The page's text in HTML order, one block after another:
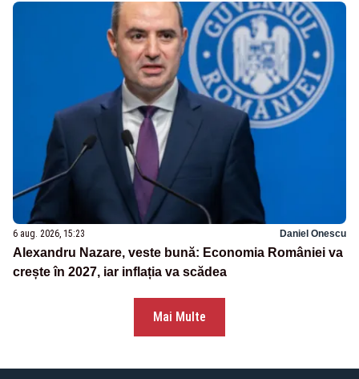
6 aug. 2026, 15:23 Daniel Onescu
Alexandru Nazare, veste bună: Economia României va
crește în 2027, iar inflația va scădea
Mai Multe